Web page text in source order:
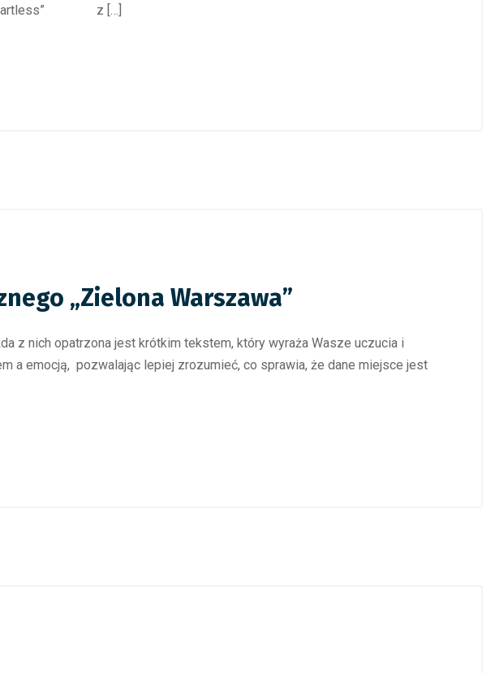
z […]
„Zielona Warszawa”
z nich opatrzona jest krótkim tekstem, który wyraża Wasze uczucia i
a emocją, pozwalając lepiej zrozumieć, co sprawia, że dane miejsce jest